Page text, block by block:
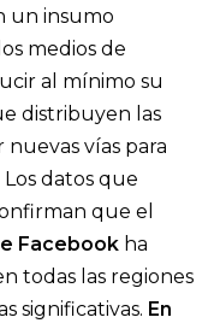
un insumo
medios de
al mínimo su
distribuyen las
vías para
datos que
que el
Facebook ha
todas las regiones
significativas. En